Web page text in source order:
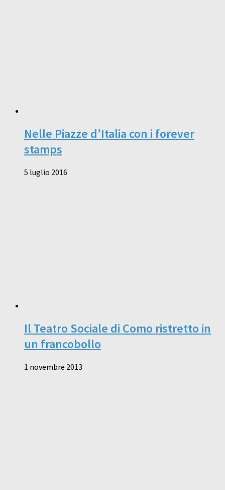
Nelle Piazze d’Italia con i forever
stamps
5 luglio 2016
Il Teatro Sociale di Como ristretto in
un francobollo
1 novembre 2013